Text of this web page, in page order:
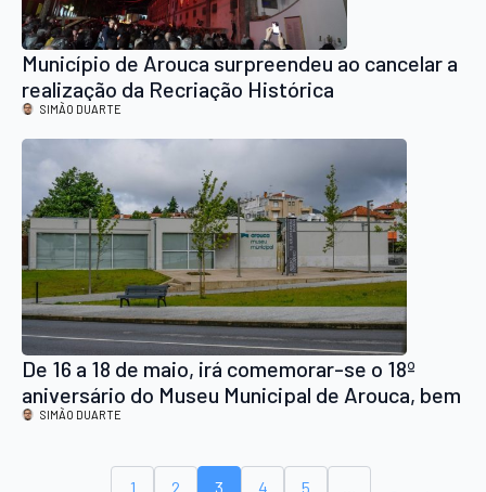
Município de Arouca surpreendeu ao cancelar a
realização da Recriação Histórica
SIMÃO DUARTE
De 16 a 18 de maio, irá comemorar-se o 18º
aniversário do Museu Municipal de Arouca, bem
como o Dia Internacional dos Museus
SIMÃO DUARTE
1 2 3 4 5 …